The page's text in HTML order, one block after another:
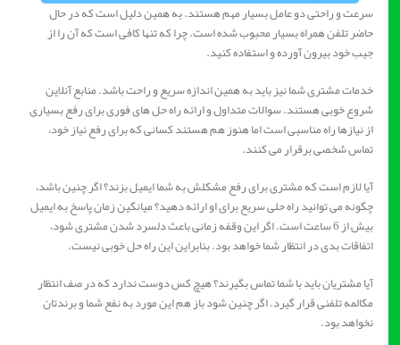
سرعت و راحتی دو عامل بسیار مهم هستند. به همین دلیل است که در حال
حاضر تلفن همراه بسیار محبوب شده است. چرا که تنها کافی است که آن را از
جیب خود بیرون آورده و استفاده کنید.
خدمات مشتری شما نیز باید به همین اندازه سریع و راحت باشد. منابع آنلاین
شروع خوبی هستند. سوالات متداول و ارائه راه حل های فوری برای رفع بسیاری
از نیازها راه مناسبی است اما هنوز هم هستند کسانی که برای رفع نیاز خود،
تماس شخصی برقرار می کنند.
آیا لازم است که مشتری برای رفع مشکلش به شما ایمیل بزند؟ اگر چنین باشد،
چگونه می توانید راه حلی سریع برای او ارائه دهید؟ میانگین زمان پاسخ به ایمیل
بیش از 6 ساعت است. اگر این وقفه زمانی باعث دلسرد شدن مشتری شود،
اتفاقات بدی در انتظار شما خواهد بود. بنابراین این راه حل خوبی نیست.
آیا مشتریان باید با شما تماس بگیرند؟ هیچ کس دوست ندارد که در صف انتظار
مکالمه تلفنی قرار گیرد. اگر چنین شود باز هم این مورد به نفع شما و برندتان
نخواهد بود.